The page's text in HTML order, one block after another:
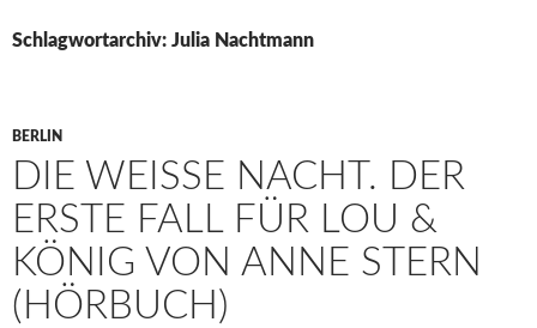
Schlagwortarchiv: Julia Nachtmann
BERLIN
DIE WEISSE NACHT. DER E
RSTE FALL FÜR LOU & K
ÖNIG VON ANNE STERN (
HÖRBUCH)